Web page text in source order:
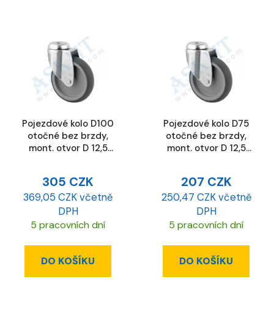
Pojezdové kolo D100
otočné bez brzdy,
mont. otvor D 12,5
305 CZK
369,05 CZK včetně
DPH
5 pracovních dní
DO KOŠÍKU
Pojezdové kolo D75
otočné bez brzdy,
mont. otvor D 12,5
207 CZK
250,47 CZK včetně
DPH
5 pracovních dní
DO KOŠÍKU